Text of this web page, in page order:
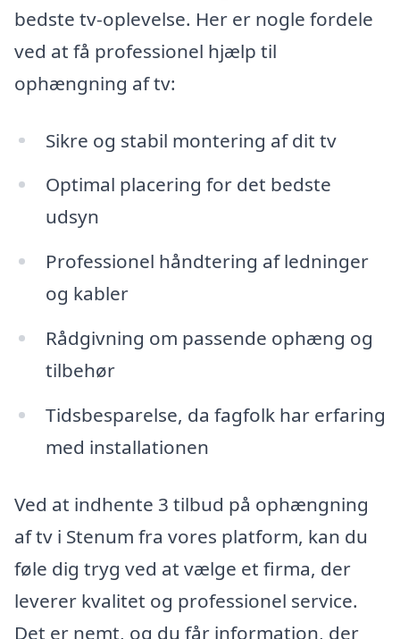
bedste tv-oplevelse. Her er nogle fordele
ved at få professionel hjælp til
ophængning af tv:
Sikre og stabil montering af dit tv
Optimal placering for det bedste
udsyn
Professionel håndtering af ledninger
og kabler
Rådgivning om passende ophæng og
tilbehør
Tidsbesparelse, da fagfolk har erfaring
med installationen
Ved at indhente 3 tilbud på ophængning
af tv i Stenum fra vores platform, kan du
føle dig tryg ved at vælge et firma, der
leverer kvalitet og professionel service.
Det er nemt, og du får information, der